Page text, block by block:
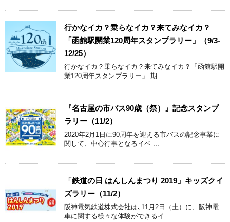
行かなイカ？乗らなイカ？来てみなイカ？
「函館駅開業120周年スタンプラリー」（9/3-
12/25）
行かなイカ？乗らなイカ？来てみなイカ？「函館駅開
業120周年スタンプラリー」 期 ...
『名古屋の市バス90歳（祭）』記念スタンプ
ラリー（11/2）
2020年2月1日に90周年を迎える市バスの記念事業に
関して、中心行事となるイベ ...
「鉄道の日 はんしんまつり 2019」キッズクイ
ズラリー（11/2）
阪神電気鉄道株式会社は､11月2日（土）に、阪神電
車に関する様々な体験ができるイ ...